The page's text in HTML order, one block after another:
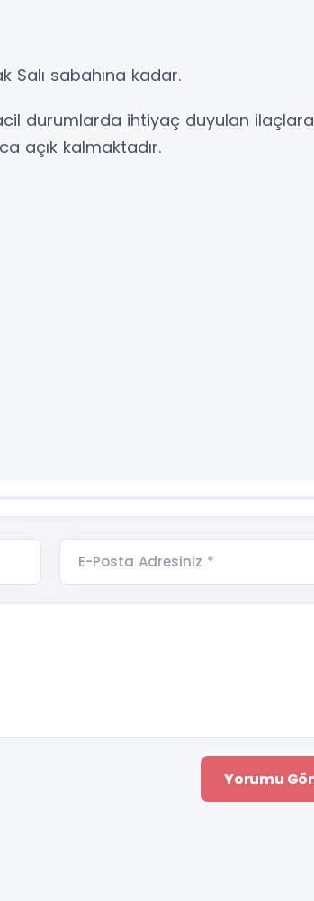
Salı sabahına kadar.
durumlarda ihtiyaç duyulan ilaçlara
açık kalmaktadır.
E-Posta Adresiniz *